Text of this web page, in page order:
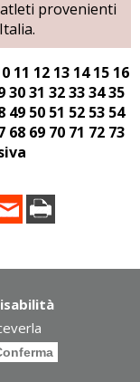
provenienti
11 12 13 14 15 16
3031 32333435
49 50 51 52 53 54
68 69 70 71 72 73